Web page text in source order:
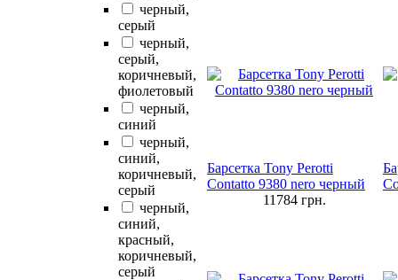
черный,
серый
черный,
серый,
коричневый,
фиолетовый
черный,
синий
черный,
синий,
коричневый,
серый
черный,
синий,
красный,
коричневый,
серый
Барсетка Tony Perotti
Contatto 9380 nero черный
11784грн.